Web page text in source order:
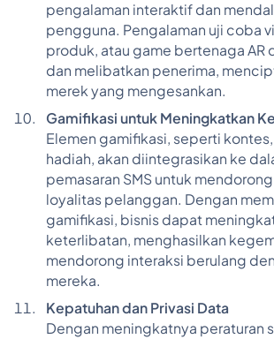
pengalaman interaktif dan
pengguna. Pengalaman uji coba
produk, atau game bertenaga AR
dan melibatkan penerima,
merek yang mengesankan.
Gamifikasi untuk Meningkatkan
Elemen gamifikasi, seperti
hadiah, akan diintegrasikan ke
pemasaran SMS untuk
loyalitas pelanggan. Dengan
gamifikasi, bisnis dapat
keterlibatan, menghasilkan
mendorong interaksi berulang
mereka.
Kepatuhan dan Privasi Data
Dengan meningkatnya peraturan